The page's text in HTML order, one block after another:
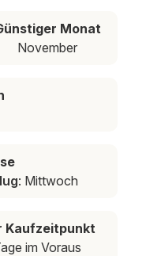
Monat
November
: Mittwoch
Kaufzeitpunkt
im Voraus